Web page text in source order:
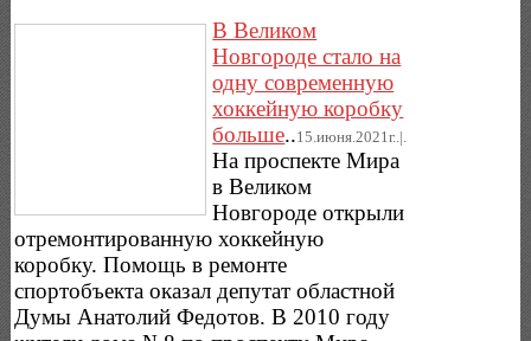
В Великом
Новгороде стало на
одну современную
хоккейную коробку
больше..15.июня.2021г..|.
На проспекте Мира
в Великом
Новгороде открыли
отремонтированную хоккейную
коробку. Помощь в ремонте
спортобъекта оказал депутат областной
Думы Анатолий Федотов. В 2010 году